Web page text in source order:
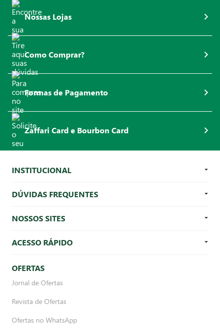
Nossas Lojas
Como Comprar?
Formas de Pagamento
Zaffari Card e Bourbon Card
INSTITUCIONAL
DÚVIDAS FREQUENTES
NOSSOS SITES
ACESSO RÁPIDO
OFERTAS
Jornal de Ofertas
Revista de Ofertas
Ofertas no WhatsApp